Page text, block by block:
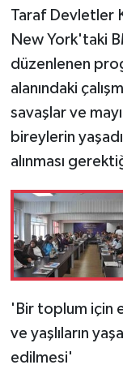
Taraf Devletler
New York'taki
düzenlenen
alanındaki
savaşlar ve
bireylerin
alınması
'Bir toplum için
ve yaşlıların
edilmesi'